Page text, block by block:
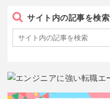
サイト内の記事を検索